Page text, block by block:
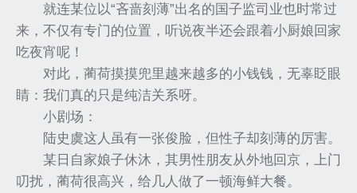
就连某位以“吝啬刻薄”出名的国子监司业也时常过
来，不仅有专门的位置，听说夜半还会跟着小厨娘回家
吃夜宵呢！
对此，蔺荷摸摸兜里越来越多的小钱钱，无辜眨眼
睛：我们真的只是纯洁关系呀。
小剧场：
陆史虞这人虽有一张俊脸，但性子却刻薄的厉害。
某日自家娘子休沐，其男性朋友从外地回京，上门
叨扰，蔺荷很高兴，给几人做了一顿海鲜大餐。